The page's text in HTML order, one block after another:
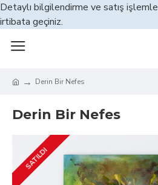
Detaylı bilgilendirme ve satış
irtibata geçiniz.
Derin Bir Nefes
Derin Bir Nefes
SATILDI